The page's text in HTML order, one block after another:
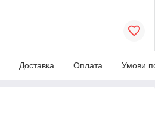
Доставка Оплата Умови